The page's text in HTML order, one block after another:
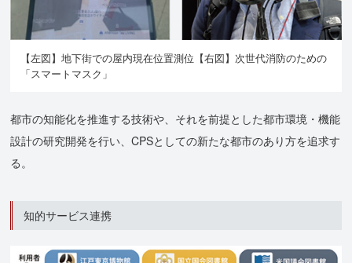
【左図】地下街での屋内現在位置測位【右図】次世代消防のための
「スマートマスク」
都市の知能化を推進する技術や、それを前提とした都市環境・機能
設計の研究開発を行い、CPSとしての新たな都市のあり方を追求す
る。
知的サービス連携